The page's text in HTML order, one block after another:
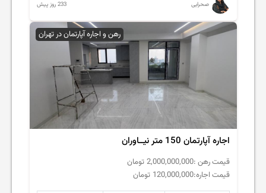
صحرایی 233 روز پیش
رهن و اجاره آپارتمان در تهران
اجاره آپارتمان 150 متر نیــاوران
قیمت رهن :2,000,000,000 تومان
قیمت اجاره:120,000,000 تومان